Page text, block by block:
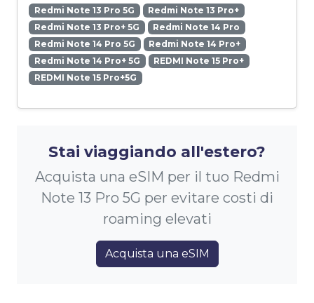
Redmi Note 13 Pro 5G
Redmi Note 13 Pro+
Redmi Note 13 Pro+ 5G
Redmi Note 14 Pro
Redmi Note 14 Pro 5G
Redmi Note 14 Pro+
Redmi Note 14 Pro+ 5G
REDMI Note 15 Pro+
REDMI Note 15 Pro+5G
Stai viaggiando all'estero?
Acquista una eSIM per il tuo Redmi
Note 13 Pro 5G per evitare costi di
roaming elevati
Acquista una eSIM